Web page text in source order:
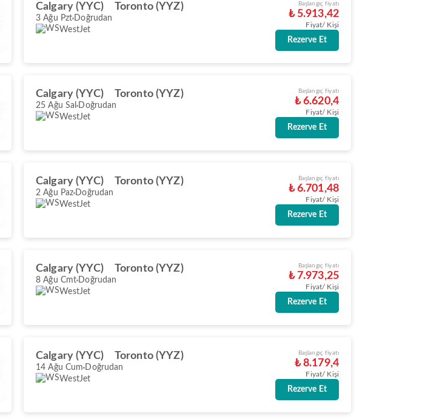
Calgary (YYC) Toronto (YYZ)
3 Ağu Pzt Doğrudan
WestJet
Başlangıç fiyatı
₺ 5.913,42
Fiyat/ Kişi
Rezerve Et
Calgary (YYC) Toronto (YYZ)
25 Ağu Sal Doğrudan
WestJet
Başlangıç fiyatı
₺ 6.620,4
Fiyat/ Kişi
Rezerve Et
Calgary (YYC) Toronto (YYZ)
2 Ağu Paz Doğrudan
WestJet
Başlangıç fiyatı
₺ 6.701,48
Fiyat/ Kişi
Rezerve Et
Calgary (YYC) Toronto (YYZ)
8 Ağu Cmt Doğrudan
WestJet
Başlangıç fiyatı
₺ 7.973,25
Fiyat/ Kişi
Rezerve Et
Calgary (YYC) Toronto (YYZ)
14 Ağu Cum Doğrudan
WestJet
Başlangıç fiyatı
₺ 8.179,4
Fiyat/ Kişi
Rezerve Et